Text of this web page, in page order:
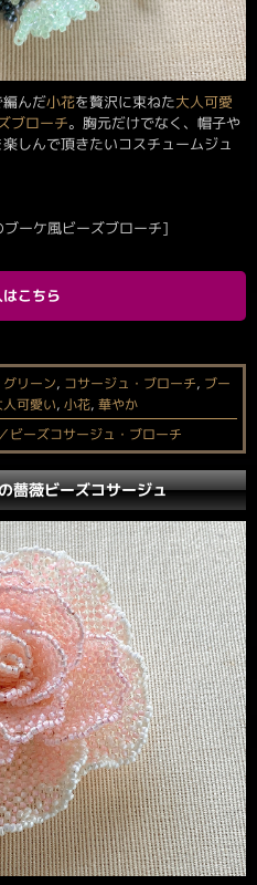
んだ小花を贅沢に束ねた大人可愛
ブローチ。胸元だけでなく、帽子や
しんで頂きたいコスチュームジュ
ーケ風ビーズブローチ]
こちら
グリーン, コサージュ・ブローチ, ブー
人可愛い, 小花, 華やか
ビーズコサージュ・ブローチ
薔薇ビーズコサージュ